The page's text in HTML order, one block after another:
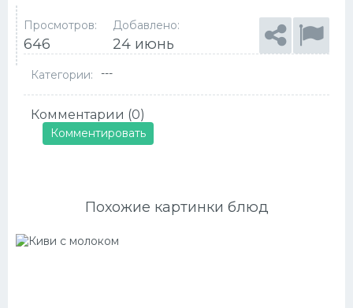
Просмотров:
646
Добавлено:
24 июнь
Категории: ---
Комментарии (0)
Комментировать
Похожие картинки блюд